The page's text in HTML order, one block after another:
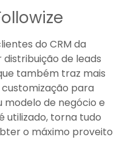
do CRM da
de leads
também traz mais
para
de negócio e
utilizado, torna tudo
o máximo proveito